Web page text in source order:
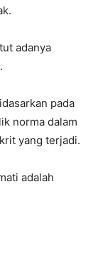
adanya
pada
norma dalam
yang terjadi.
adalah